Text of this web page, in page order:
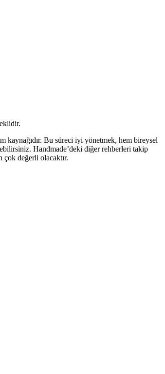
kaynağıdır. Bu süreci iyi yönetmek, hem bireysel
Handmade’deki diğer rehberleri takip
değerli olacaktır.